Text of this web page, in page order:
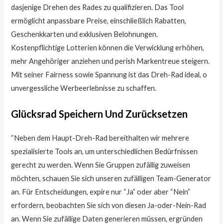
dasjenige Drehen des Rades zu qualifizieren. Das Tool
ermöglicht anpassbare Preise, einschließlich Rabatten,
Geschenkkarten und exklusiven Belohnungen.
Kostenpflichtige Lotterien können die Verwicklung erhöhen,
mehr Angehöriger anziehen und perish Markentreue steigern.
Mit seiner Fairness sowie Spannung ist das Dreh-Rad ideal, o
unvergessliche Werbeerlebnisse zu schaffen.
Glücksrad Speichern Und Zurücksetzen
“Neben dem Haupt-Dreh-Rad bereithalten wir mehrere
spezialisierte Tools an, um unterschiedlichen Bedürfnissen
gerecht zu werden. Wenn Sie Gruppen zufällig zuweisen
möchten, schauen Sie sich unseren zufälligen Team-Generator
an. Für Entscheidungen, expire nur “Ja” oder aber “Nein”
erfordern, beobachten Sie sich von diesen Ja-oder-Nein-Rad
an. Wenn Sie zufällige Daten generieren müssen, ergründen